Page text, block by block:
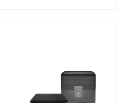
42,99 € par mois, Engagement 12 mois